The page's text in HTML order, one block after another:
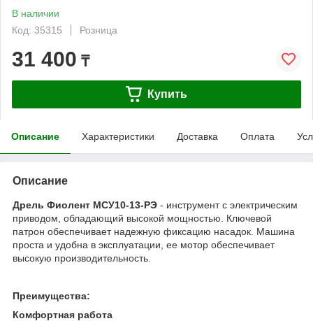
В наличии
Код: 35315
Розница
31 400 ₸
Купить
Описание Характеристики Доставка Оплата
Описание
Дрель Фиолент МСУ10-13-РЭ - инструмент с электрическим
приводом, обладающий высокой мощностью. Ключевой
патрон обеспечивает надежную фиксацию насадок. Машина
проста и удобна в эксплуатации, ее мотор обеспечивает
высокую производительность.
Преимущества:
Комфортная работа